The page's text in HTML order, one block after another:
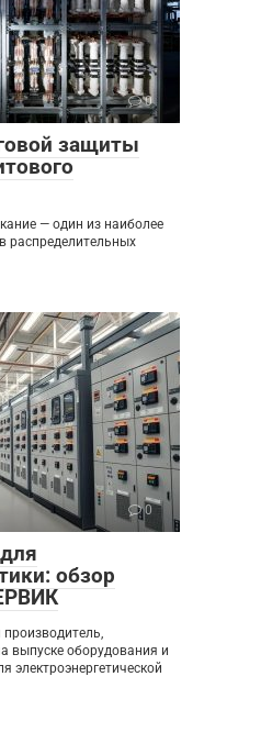
0
защиты
— один из наиболее
распределительных
0
обзор
выпуске оборудования и
электроэнергетической